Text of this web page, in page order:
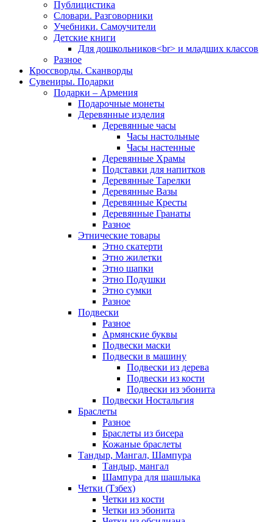
Публицистика
Словари. Разговорники
Учебники. Самоучители
Детские книги
Для дошкольников<br> и младших классов
Разное
Кроссворды. Сканворды
Сувениры. Подарки
Подарки – Армения
Подарочные монеты
Деревянные изделия
Деревянные часы
Часы настольные
Часы настенные
Деревянные Храмы
Подставки для напитков
Деревянные Тарелки
Деревянные Вазы
Деревянные Кресты
Деревянные Гранаты
Разное
Этнические товары
Этно скатерти
Этно жилетки
Этно шапки
Этно Подушки
Этно сумки
Разное
Подвески
Разное
Армянские буквы
Подвески маски
Подвески в машину
Подвески из дерева
Подвески из кости
Подвески из эбонита
Подвески Ностальгия
Браслеты
Разное
Браслеты из бисера
Кожаные браслеты
Тандыр, Мангал, Шампура
Тандыр, мангал
Шампура для шашлыка
Четки (Тзбех)
Четки из кости
Четки из эбонита